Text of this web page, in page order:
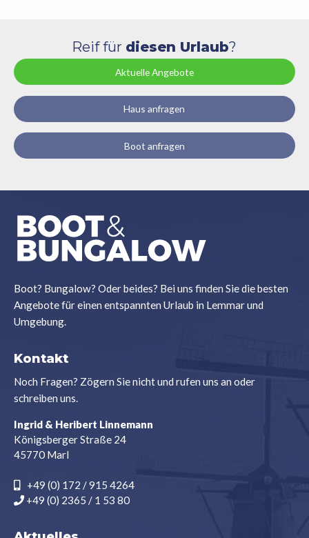
Reif für diesen Urlaub?
Aktuelle Angebote
Haus anfragen
Boot anfragen
Boot? Bungalow? Oder beides? Bei uns finden Sie die besten
Angebote für einen entspannten Urlaub in Lemmar und
Umgebung.
Kontakt
Noch Fragen? Zögern Sie nicht und rufen uns an oder
schreiben uns.
Ingrid & Heribert Linnemann
Königsberger Straße 24
45770 Marl
+49 (0) 172 / 915 4264
+49 (0) 2365 / 1 53 80